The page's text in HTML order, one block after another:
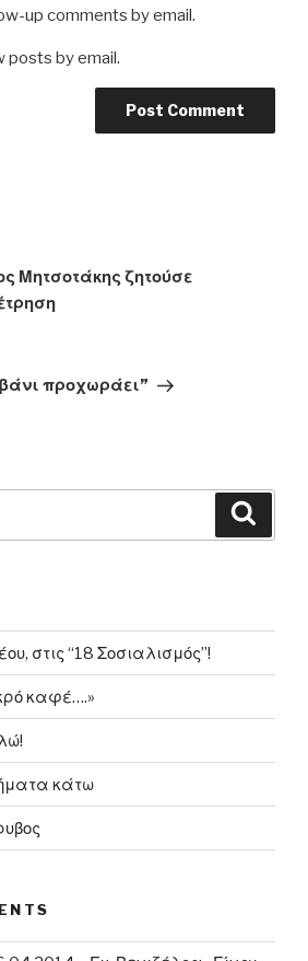
up comments by email.
posts by email.
Μητσοτάκης ζητούσε
προχωράει”
στις “18 Σοσιαλισμός”!
καφέ….»
κάτω